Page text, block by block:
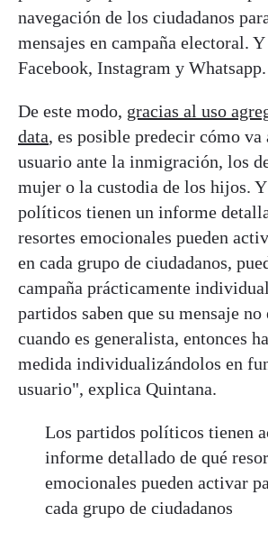
navegación de los ciudadanos
mensajes en campaña electoral.
Facebook, Instagram y Whatsapp.
De este modo, gracias al uso
data, es posible predecir cómo va
usuario ante la inmigración, los
mujer o la custodia de los hijos.
políticos tienen un informe
resortes emocionales pueden
en cada grupo de ciudadanos,
campaña prácticamente
partidos saben que su mensaje no
cuando es generalista, entonces
medida individualizándolos en
usuario", explica Quintana.
Los partidos políticos tienen
informe detallado de qué
emocionales pueden activar
cada grupo de ciudadanos